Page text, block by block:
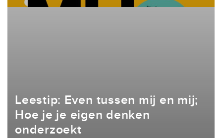
Leestip: Even tussen mij en mij;
Hoe je je eigen denken
onderzoekt